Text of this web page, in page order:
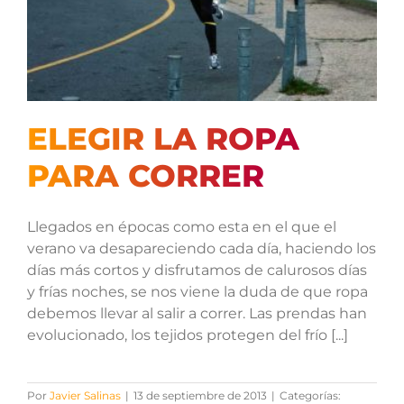
ELEGIR LA ROPA
PARA CORRER
Llegados en épocas como esta en el que el
verano va desapareciendo cada día, haciendo los
días más cortos y disfrutamos de calurosos días
y frías noches, se nos viene la duda de que ropa
debemos llevar al salir a correr. Las prendas han
evolucionado, los tejidos protegen del frío [...]
Por Javier Salinas | 13 de septiembre de 2013 | Categorías: